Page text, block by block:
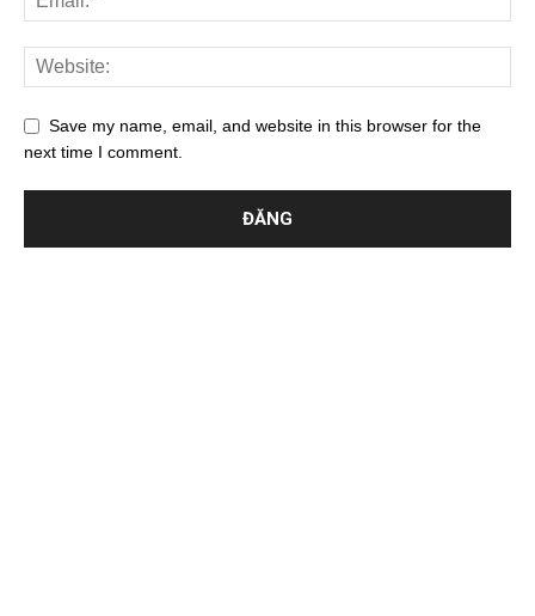
Save my name, email, and website in this browser for the
next time I comment.